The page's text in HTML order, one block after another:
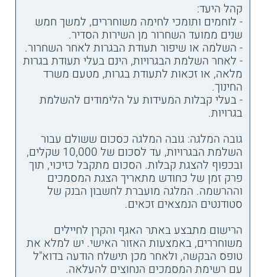
קהל היעד:
- לוחמים ותומכי לחימה משוחררים, למשך חמש
שנים ממועד השחרור מן השירות הסדיר.
- השלמה או שיפור תעודת הבגרות לאחר השחרור.
- לאחר השלמת הבגרויות, הינם בעלי תעודת בגרות
מלאה, או זכאות לתעודת בגרות, מטעם משרד
החינוך.
- בעלי קבלות המעידות על הלימודים להשלמת
בגרויות.
גובה המלגה: גובה המלגה כסכום ששולם עבור
השלמת הבגרויות, עד לסכום של 10,000 שקלים,
ובכפוף להצגת קבלות. הסכום מתקבל כזיכוי, תוך
פרק זמן של כחודש מתאריך הצגת המסמכים
וההרשמה. המלגה מועברת לחשבון הבנק של
סטודנטים הנמצאים זכאים.
הרישום מתבצע באתר האגף והקרן לחיילים
משוחררים, באמצעות האזור האישי. יש למלא את
טופס הבקשה, ולאחר מכן תישלח הודעה בדוא"ל
עם רשימת המסמכים הנחוצים להעלאה.